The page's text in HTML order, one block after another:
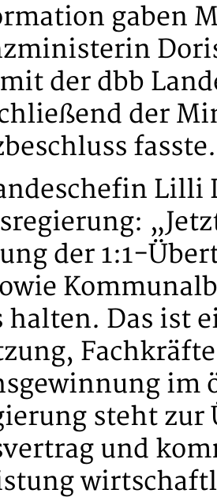
gaben
der dbb
der
fasste.
Lilli
der 1:1-
halten. Das ist
steht
und